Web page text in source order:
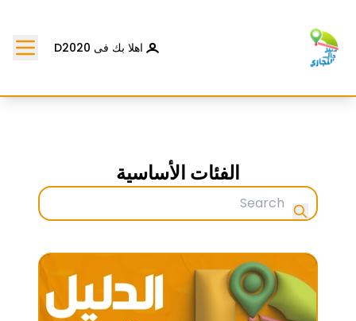
اهلا بك فى D2020
الفئات الأساسية